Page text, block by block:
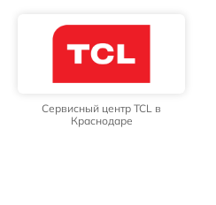
Сервисный центр TCL в
Краснодаре